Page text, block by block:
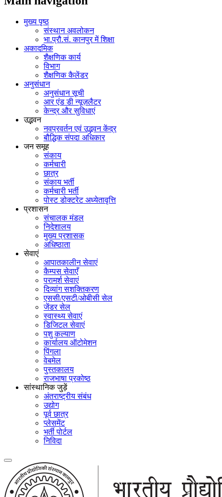
मुख्य पृष्ठ
संस्थान अवलोकन
भा.प्रौ.सं. कानपुर में शिक्षा
अकादमिक
शैक्षणिक कार्य
विभाग
शैक्षणिक कैलेंडर
अनुसंधान
अनुसंधान सूची
आर एंड डी न्यूज़लैटर
केन्द्र और सुविधाएं
उद्भवन
नवप्रवर्तन एवं उद्भवन केंद्र
बौद्धिक संपदा अधिकार
जन समूह
संकाय
कर्मचारी
छात्र
संकाय भर्ती
कर्मचारी भर्ती
पोस्‍ट डोक्‍टरेट अध्‍येतावृत्ति
प्रशासन
संचालक मंडल
निदेशालय
मुख्य प्रशासक
अधिष्ठाता
सेवाएं
आपातकालीन सेवाएं
कैम्पस सेवाएँ
परामर्श सेवाएं
दिव्यांग सशक्तिकरण
एससी/एसटी/ओबीसी सेल
जेंडर सेल
स्वास्थ्य सेवाएं
डिजिटल सेवाएं
पशु कल्याण
कार्यालय ऑटोमेशन
पिंगला
वेबमेल
पुस्तकालय
राजभाषा प्रकोष्ठ
सांस्थानिक जुड़ें
अंतराष्ट्रीय संबंध
उद्योग
पूर्व छात्र
प्लेसमेंट
भर्ती पोर्टल
निविदा